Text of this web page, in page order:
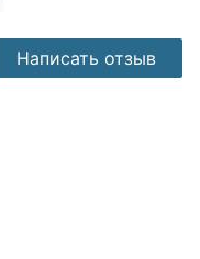
Написать отзыв